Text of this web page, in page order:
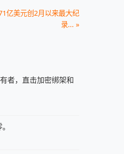
亿美元创2月以来最大纪
录... »
者，直击加密绑架和